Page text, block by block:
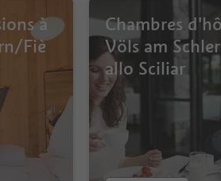
à
Fiè
Chambres
Völs am
allo Sciliar